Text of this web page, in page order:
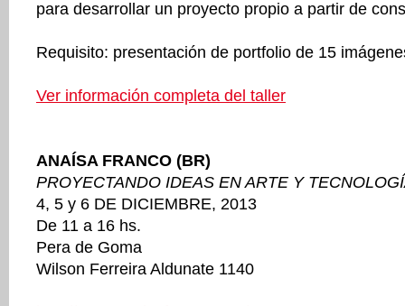
para desarrollar un proyecto propio a partir de
Requisito: presentación de portfolio de 15
Ver información completa del taller
ANAÍSA FRANCO (BR)
PROYECTANDO IDEAS EN ARTE Y
4, 5 y 6 DE DICIEMBRE, 2013
De 11 a 16 hs.
Pera de Goma
Wilson Ferreira Aldunate 1140